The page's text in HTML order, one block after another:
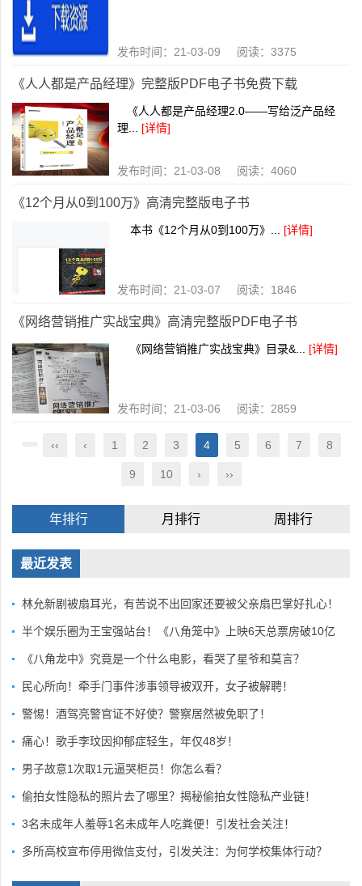
发布时间：21-03-09 阅读：3375
《人人都是产品经理》完整版PDF电子书免费下载
《人人都是产品经理2.0——写给泛产品经
理... [详情]
发布时间：21-03-08 阅读：4060
《12个月从0到100万》高清完整版电子书
本书《12个月从0到100万》... [详情]
发布时间：21-03-07 阅读：1846
《网络营销推广实战宝典》高清完整版PDF电子书
《网络营销推广实战宝典》目录&... [详情]
发布时间：21-03-06 阅读：2859
‹‹ ‹ 1 2 3 4 5 6 7 8
9 10 › ››
年排行 月排行 周排行
最近发表
林允新剧被扇耳光，有苦说不出回家还要被父亲扇巴掌好扎心！
半个娱乐圈为王宝强站台！《八角笼中》上映6天总票房破10亿
《八角龙中》究竟是一个什么电影，看哭了星爷和莫言？
民心所向！牵手门事件涉事领导被双开，女子被解聘！
警惕！酒驾亮警官证不好使？警察居然被免职了！
痛心！歌手李玟因抑郁症轻生，年仅48岁！
男子故意1次取1元逼哭柜员！你怎么看？
偷拍女性隐私的照片去了哪里？揭秘偷拍女性隐私产业链！
3名未成年人羞辱1名未成年人吃粪便！引发社会关注！
多所高校宣布停用微信支付，引发关注：为何学校集体行动？